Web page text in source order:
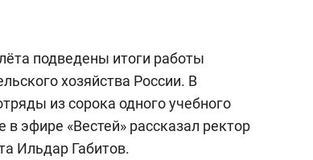
подведены итоги работы
хозяйства России. В
из сорока одного учебного
эфире «Вестей» рассказал ректор
Ильдар Габитов.